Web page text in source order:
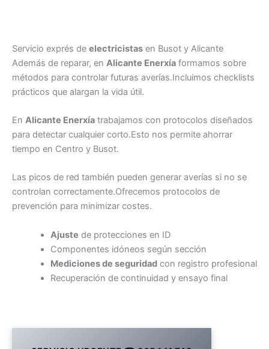
Servicio exprés de electricistas en Busot y Alicante
Además de reparar, en Alicante Enerxía formamos sobre
métodos para controlar futuras averías.Incluimos checklists
prácticos que alargan la vida útil.
En Alicante Enerxía trabajamos con protocolos diseñados
para detectar cualquier corto.Esto nos permite ahorrar
tiempo en Centro y Busot.
Las picos de red también pueden generar averías si no se
controlan correctamente.Ofrecemos protocolos de
prevención para minimizar costes.
Ajuste de protecciones en ID
Componentes idóneos según sección
Mediciones de seguridadcon registro profesional
Recuperación de continuidad y ensayo final